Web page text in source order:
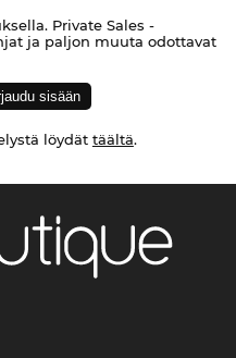
Private Sales -
ja paljon muuta odottavat
löydät täältä.